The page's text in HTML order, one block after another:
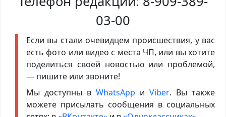
03-00
Если вы стали очевидцем происшествия, у вас
есть фото или видео с места ЧП, или вы хотите
поделиться своей новостью или проблемой,
— пишите или звоните!
Мы доступны в WhatsApp иViber. Вы также
можете присылать сообщения в социальных